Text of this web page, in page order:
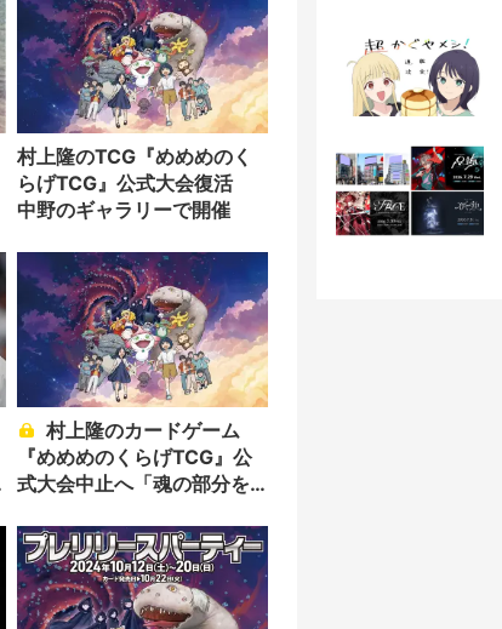
村上隆のTCG『めめめのく
らげTCG』公式大会復活
中野のギャラリーで開催
『めめめのくらげTCG』公
式大会中止へ「魂の部分を